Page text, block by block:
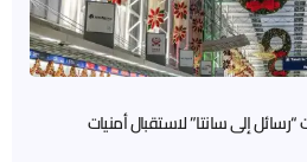
إلى سانتا” لاستقبال أمنيات